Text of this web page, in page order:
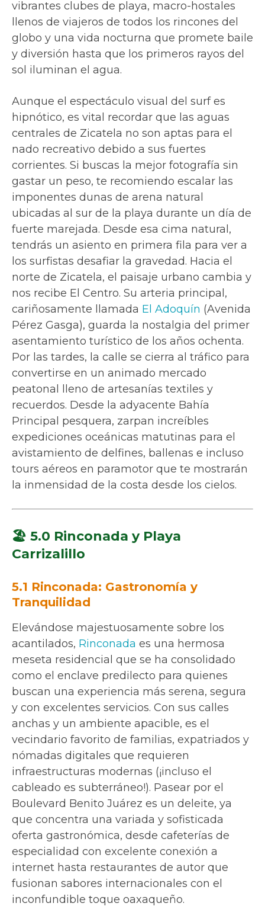
vibrantes clubes de playa, macro-hostales
llenos de viajeros de todos los rincones del
globo y una vida nocturna que promete baile
y diversión hasta que los primeros rayos del
sol iluminan el agua.
Aunque el espectáculo visual del surf es
hipnótico, es vital recordar que las aguas
centrales de Zicatela no son aptas para el
nado recreativo debido a sus fuertes
corrientes. Si buscas la mejor fotografía sin
gastar un peso, te recomiendo escalar las
imponentes dunas de arena natural
ubicadas al sur de la playa durante un día de
fuerte marejada. Desde esa cima natural,
tendrás un asiento en primera fila para ver a
los surfistas desafiar la gravedad. Hacia el
norte de Zicatela, el paisaje urbano cambia y
nos recibe El Centro. Su arteria principal,
cariñosamente llamada El Adoquín (Avenida
Pérez Gasga), guarda la nostalgia del primer
asentamiento turístico de los años ochenta.
Por las tardes, la calle se cierra al tráfico para
convertirse en un animado mercado
peatonal lleno de artesanías textiles y
recuerdos. Desde la adyacente Bahía
Principal pesquera, zarpan increíbles
expediciones oceánicas matutinas para el
avistamiento de delfines, ballenas e incluso
tours aéreos en paramotor que te mostrarán
la inmensidad de la costa desde los cielos.
🏖️ 5.0 Rinconada y Playa
Carrizalillo
5.1 Rinconada: Gastronomía y
Tranquilidad
Elevándose majestuosamente sobre los
acantilados, Rinconada es una hermosa
meseta residencial que se ha consolidado
como el enclave predilecto para quienes
buscan una experiencia más serena, segura
y con excelentes servicios. Con sus calles
anchas y un ambiente apacible, es el
vecindario favorito de familias, expatriados y
nómadas digitales que requieren
infraestructuras modernas (¡incluso el
cableado es subterráneo!). Pasear por el
Boulevard Benito Juárez es un deleite, ya
que concentra una variada y sofisticada
oferta gastronómica, desde cafeterías de
especialidad con excelente conexión a
internet hasta restaurantes de autor que
fusionan sabores internacionales con el
inconfundible toque oaxaqueño.